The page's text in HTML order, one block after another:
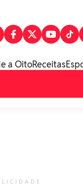
a OitoReceitas